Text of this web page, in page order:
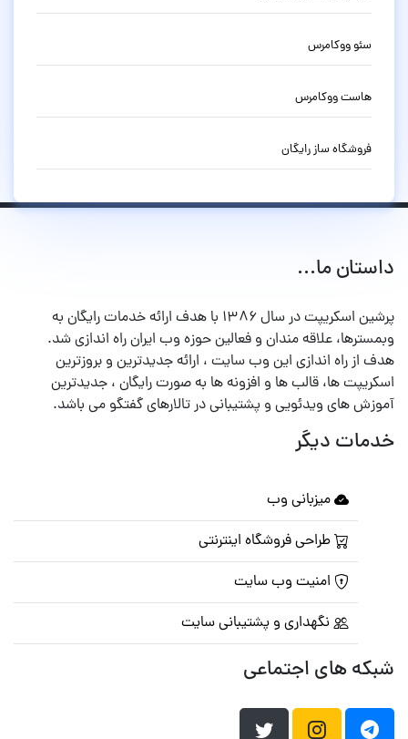
سئو ووکامرس
هاست ووکامرس
فروشگاه ساز رایگان
داستان ما...
پرشین اسکریپت در سال ۱۳۸۶ با هدف ارائه خدمات رایگان به
وبمسترها، علاقه مندان و فعالین حوزه وب ایران راه اندازی شد.
هدف از راه اندازی این وب سایت ، ارائه جدیدترین و بروزترین
اسکریپت ها، قالب ها و افزونه ها به صورت رایگان ، جدیدترین
آموزش های ویدئویی و پشتیبانی در تالارهای گفتگو می باشد.
خدمات دیگر
میزبانی وب
طراحی فروشگاه اینترنتی
امنیت وب سایت
نگهداری و پشتیبانی سایت
شبکه های اجتماعی